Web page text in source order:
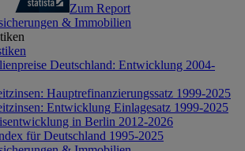
Zum Report
& Immobilien
Deutschland: Entwicklung 2004-
Hauptrefinanzierungssatz 1999-2025
Entwicklung Einlagesatz 1999-2025
in Berlin 2012-2026
für Deutschland 1995-2025